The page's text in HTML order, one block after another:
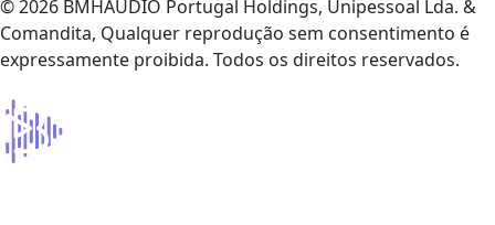
© 2026 BMHAUDIO Portugal Holdings, Unipessoal Lda. &
Comandita, Qualquer reprodução sem consentimento é
expressamente proibida. Todos os direitos reservados.